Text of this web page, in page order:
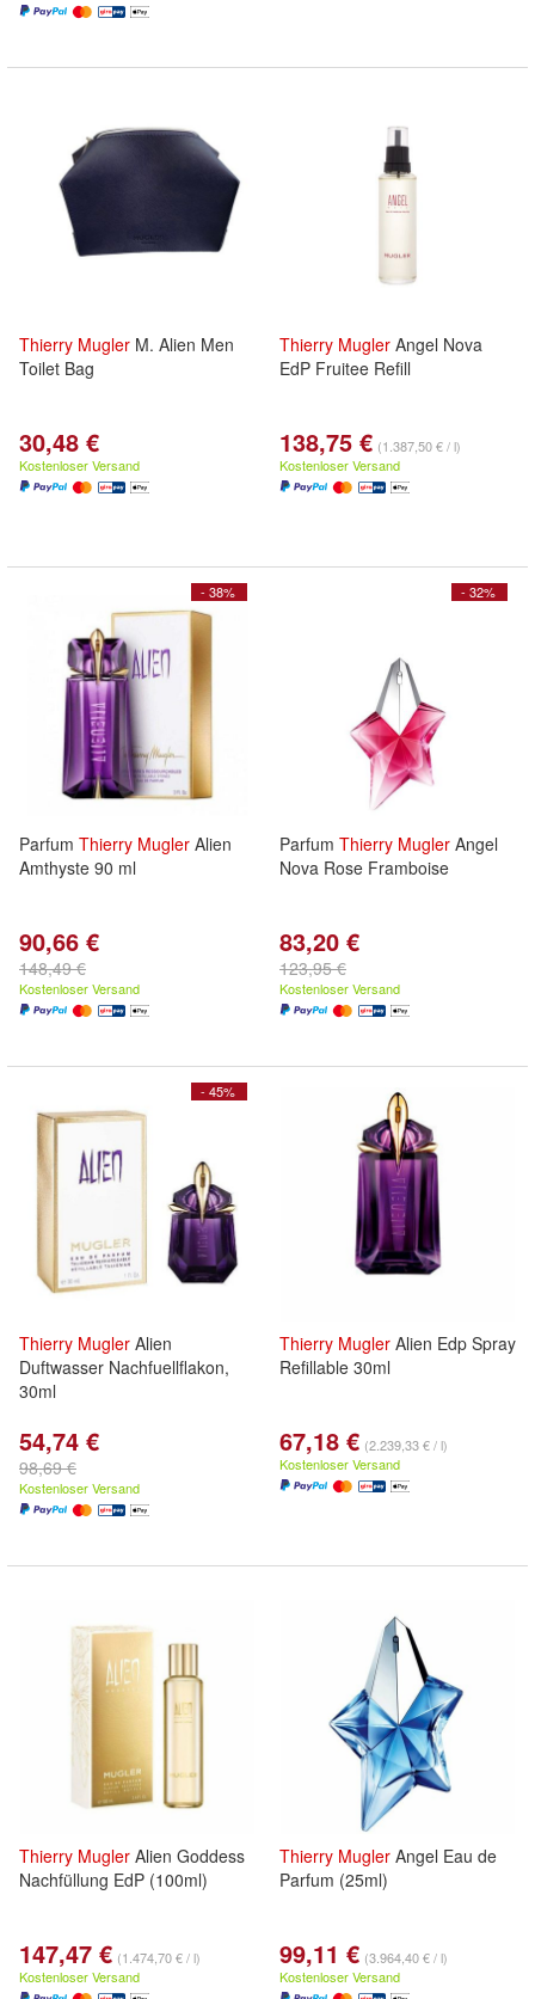
Thierry Mugler M. Alien Men
Toilet Bag
30,48 €
Kostenloser Versand
Thierry Mugler Angel Nova
EdP Fruitee Refill
138,75 € (1.387,50 € / l)
Kostenloser Versand
- 38%
Parfum Thierry Mugler Alien
Amthyste 90 ml
90,66 €
148,49 €
Kostenloser Versand
- 32%
Parfum Thierry Mugler Angel
Nova Rose Framboise
83,20 €
123,95 €
Kostenloser Versand
- 45%
Thierry Mugler Alien
Duftwasser Nachfuellflakon,
30ml
54,74 €
98,69 €
Kostenloser Versand
Thierry Mugler Alien Edp Spray
Refillable 30ml
67,18 € (2.239,33 € / l)
Kostenloser Versand
Thierry Mugler Alien Goddess
Nachfüllung EdP (100ml)
147,47 € (1.474,70 € / l)
Kostenloser Versand
Thierry Mugler Angel Eau de
Parfum (25ml)
99,11 € (3.964,40 € / l)
Kostenloser Versand